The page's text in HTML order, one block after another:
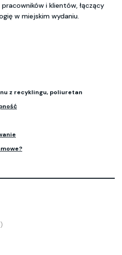
i klientów, łączący
w miejskim wydaniu.
z recyklingu, poliuretan